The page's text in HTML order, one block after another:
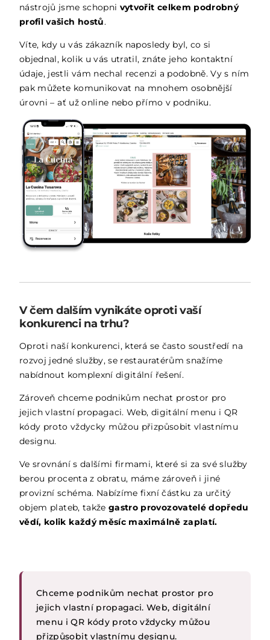
nástrojů jsme schopni vytvořit celkem podrobný
profil vašich hostů.
Víte, kdy u vás zákazník naposledy byl, co si
objednal, kolik u vás utratil, znáte jeho kontaktní
údaje, jestli vám nechal recenzi a podobně. Vy s ním
pak můžete komunikovat na mnohem osobnější
úrovni – ať už online nebo přímo v podniku.
V čem dalším vynikáte oproti vaší
konkurenci na trhu?
Oproti naší konkurenci, která se často soustředí na
rozvoj jedné služby, se restauratérům snažíme
nabídnout komplexní digitální řešení.
Zároveň chceme podnikům nechat prostor pro
jejich vlastní propagaci. Web, digitální menu i QR
kódy proto vždycky můžou přizpůsobit vlastnímu
designu.
Ve srovnání s dalšími firmami, které si za své služby
berou procenta z obratu, máme zároveň i jiné
provizní schéma. Nabízíme fixní částku za určitý
objem plateb, takže gastro provozovatelé dopředu
vědí, kolik každý měsíc maximálně zaplatí.
Chceme podnikům nechat prostor pro
jejich vlastní propagaci. Web, digitální
menu i QR kódy proto vždycky můžou
přizpůsobit vlastnímu designu.